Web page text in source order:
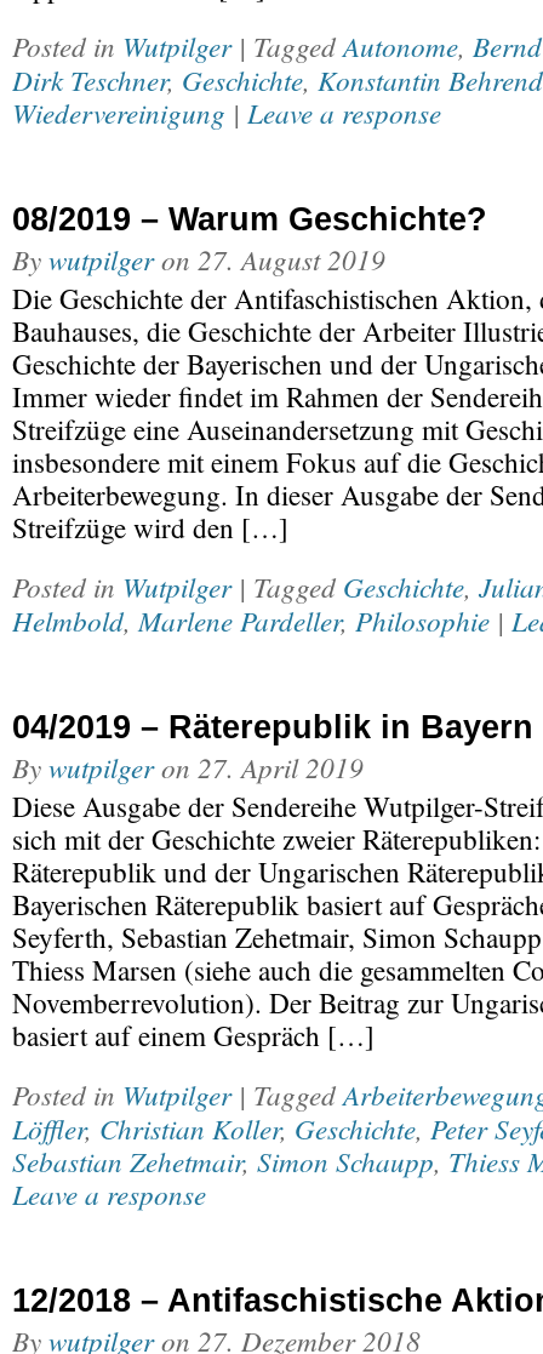
Posted in Wutpilger | TaggedAutonome,
Dirk Teschner, Geschichte, Konstantin
Wiedervereinigung | Leave a response
08/2019 – Warum Geschichte?
Bywutpilgeron 27. August 2019
Die Geschichte der Antifaschistischen Aktion,
Bauhauses, die Geschichte der Arbeiter
Geschichte der Bayerischen und der
Immer wieder findet im Rahmen der
Streifzüge eine Auseinandersetzung mit
insbesondere mit einem Fokus auf die
Arbeiterbewegung. In dieser Ausgabe der
Streifzüge wird den […]
Posted in Wutpilger | Tagged Geschichte,
Helmbold, Marlene Pardeller, Philosophie |
04/2019 – Räterepublik in
Bywutpilgeron 27. April 2019
Diese Ausgabe der Sendereihe Wutpilger-
sich mit der Geschichte zweier
Räterepublik und der Ungarischen
Bayerischen Räterepublik basiert auf
Seyferth, Sebastian Zehetmair, Simon
Thiess Marsen (siehe auch die gesammelten
Novemberrevolution). Der Beitrag zur
basiert auf einem Gespräch […]
Posted in Wutpilger | Tagged
Löffler, Christian Koller, Geschichte, Peter
Sebastian Zehetmair, Simon Schaupp, Thiess
Leave a response
12/2018 – Antifaschistische
Bywutpilgeron 27. Dezember 2018